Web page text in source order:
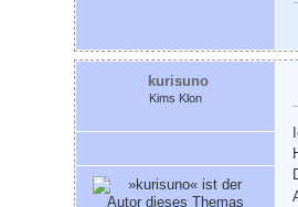
kurisuno
Kims Klon